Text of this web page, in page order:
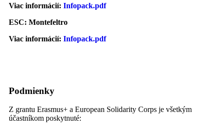
Viac informácií: Infopack.pdf
ESC: Montefeltro
Viac informácií: Infopack.pdf
Podmienky
Z grantu Erasmus+ a European Solidarity Corps je všetkým
účastníkom poskytnuté: